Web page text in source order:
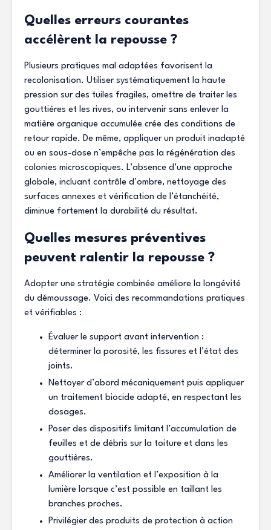
Quelles erreurs courantes
accélèrent la repousse ?
Plusieurs pratiques mal adaptées favorisent la
recolonisation. Utiliser systématiquement la haute
pression sur des tuiles fragiles, omettre de traiter les
gouttières et les rives, ou intervenir sans enlever la
matière organique accumulée crée des conditions de
retour rapide. De même, appliquer un produit inadapté
ou en sous-dose n’empêche pas la régénération des
colonies microscopiques. L’absence d’une approche
globale, incluant contrôle d’ombre, nettoyage des
surfaces annexes et vérification de l’étanchéité,
diminue fortement la durabilité du résultat.
Quelles mesures préventives
peuvent ralentir la repousse ?
Adopter une stratégie combinée améliore la longévité
du démoussage. Voici des recommandations pratiques
et vérifiables :
Évaluer le support avant intervention :
déterminer la porosité, les fissures et l’état des
joints.
Nettoyer d’abord mécaniquement puis appliquer
un traitement biocide adapté, en respectant les
dosages.
Poser des dispositifs limitant l’accumulation de
feuilles et de débris sur la toiture et dans les
gouttières.
Améliorer la ventilation et l’exposition à la
lumière lorsque c’est possible en taillant les
branches proches.
Privilégier des produits de protection à action